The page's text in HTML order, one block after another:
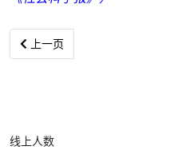
上一篇文章: 迟发飓风“桑迪”預
上一页
线上人数